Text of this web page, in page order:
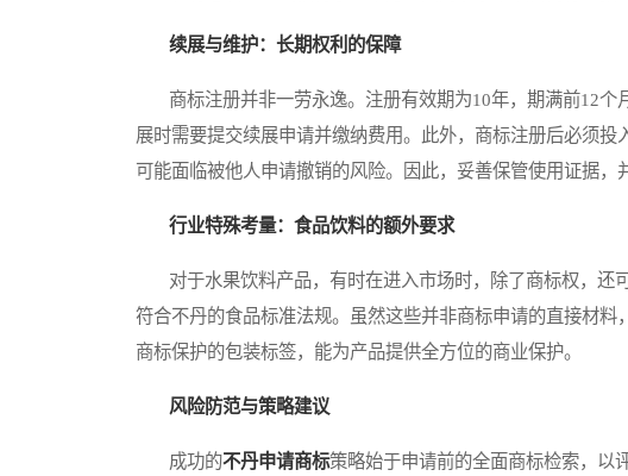
续展与维护：长期权利的保障
商标注册并非一劳永逸。注册有效期为10年，期满前12个
展时需要提交续展申请并缴纳费用。此外，商标注册后必须投
可能面临被他人申请撤销的风险。因此，妥善保管使用证据，
行业特殊考量：食品饮料的额外要求
对于水果饮料产品，有时在进入市场时，除了商标权，还
符合不丹的食品标准法规。虽然这些并非商标申请的直接材
商标保护的包装标签，能为产品提供全方位的商业保护。
风险防范与策略建议
成功的不丹申请商标策略始于申请前的全面商标检索，以